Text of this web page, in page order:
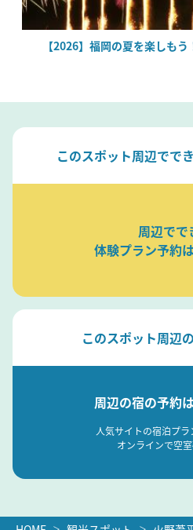
【2026】福岡の夏を楽しも
このスポット周辺でで
周辺でで
体験プラン予約
このスポット周辺
周辺の宿の予約
人気サイトの宿泊プラ
オンラインで空